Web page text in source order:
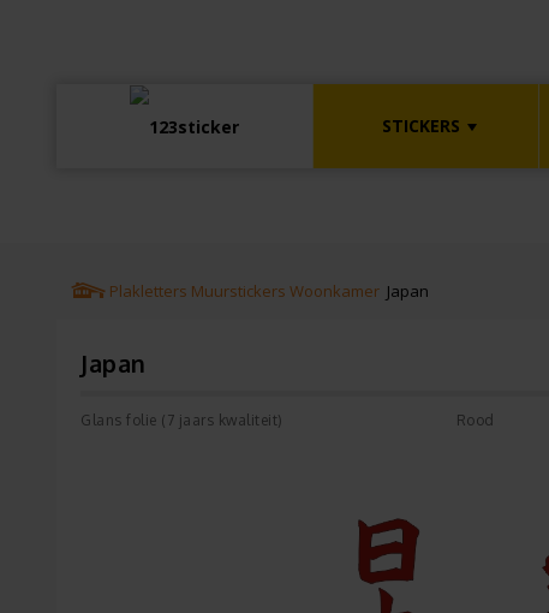
STICKERS
Plakletters Muurstickers Woonkamer Japan
Japan
Glans folie (7 jaars kwaliteit) Rood